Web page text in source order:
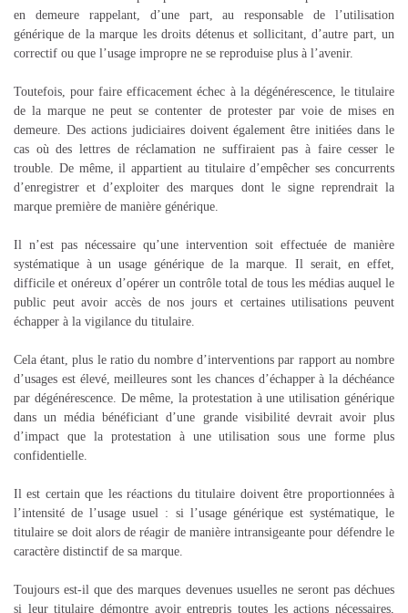
en demeure rappelant, d’une part, au responsable de l’utilisation
générique de la marque les droits détenus et sollicitant, d’autre part, un
correctif ou que l’usage impropre ne se reproduise plus à l’avenir.
Toutefois, pour faire efficacement échec à la dégénérescence, le titulaire
de la marque ne peut se contenter de protester par voie de mises en
demeure. Des actions judiciaires doivent également être initiées dans le
cas où des lettres de réclamation ne suffiraient pas à faire cesser le
trouble. De même, il appartient au titulaire d’empêcher ses concurrents
d’enregistrer et d’exploiter des marques dont le signe reprendrait la
marque première de manière générique.
Il n’est pas nécessaire qu’une intervention soit effectuée de manière
systématique à un usage générique de la marque. Il serait, en effet,
difficile et onéreux d’opérer un contrôle total de tous les médias auquel le
public peut avoir accès de nos jours et certaines utilisations peuvent
échapper à la vigilance du titulaire.
Cela étant, plus le ratio du nombre d’interventions par rapport au nombre
d’usages est élevé, meilleures sont les chances d’échapper à la déchéance
par dégénérescence. De même, la protestation à une utilisation générique
dans un média bénéficiant d’une grande visibilité devrait avoir plus
d’impact que la protestation à une utilisation sous une forme plus
confidentielle.
Il est certain que les réactions du titulaire doivent être proportionnées à
l’intensité de l’usage usuel : si l’usage générique est systématique, le
titulaire se doit alors de réagir de manière intransigeante pour défendre le
caractère distinctif de sa marque.
Toujours est-il que des marques devenues usuelles ne seront pas déchues
si leur titulaire démontre avoir entrepris toutes les actions nécessaires,